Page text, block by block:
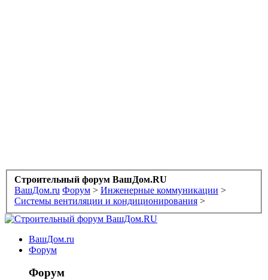
Строительный форум ВашДом.RU
ВашДом.ru Форум > Инженерные коммуникации >
Системы вентиляции и кондиционирования >
ВашДом.ru
Форум
Форум